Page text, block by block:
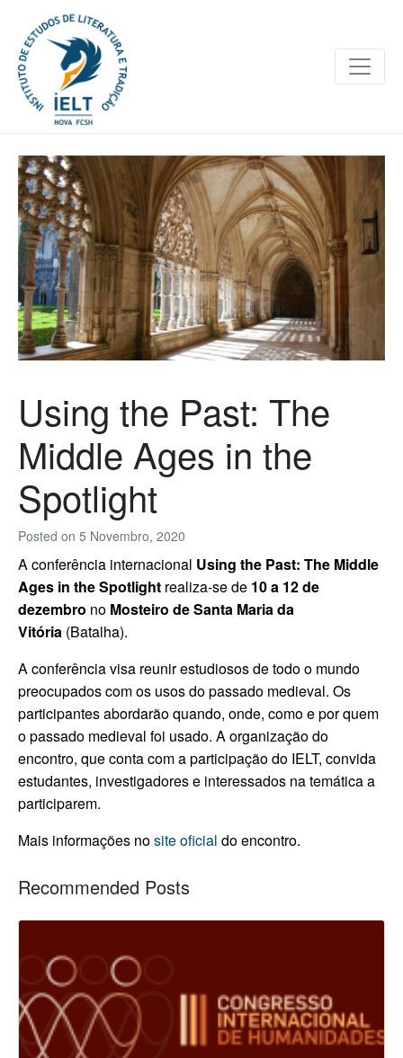
Posted on 5 Novembro, 2020
Using the Past: The
Middle Ages in the
Spotlight
A conferência internacional Using the Past: The Middle
Ages in the Spotlight realiza-se de 10 a 12 de
dezembro no Mosteiro de Santa Maria da
Vitória (Batalha).
A conferência visa reunir estudiosos de todo o mundo
preocupados com os usos do passado medieval. Os
participantes abordarão quando, onde, como e por quem
o passado medieval foi usado. A organização do
encontro, que conta com a participação do IELT, convida
estudantes, investigadores e interessados na temática a
participarem.
Mais informações nosite oficial do encontro.
Recommended Posts